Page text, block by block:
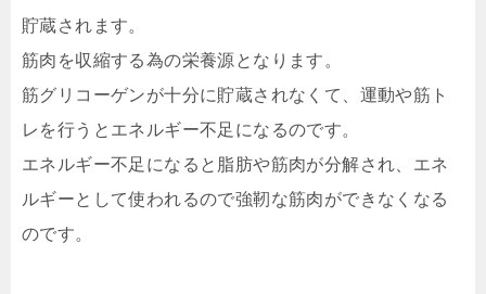
貯蔵されます。
筋肉を収縮する為の栄養源となります。
筋グリコーゲンが十分に貯蔵されなくて、運動や筋ト
レを行うとエネルギー不足になるのです。
エネルギー不足になると脂肪や筋肉が分解され、エネ
ルギーとして使われるので強靭な筋肉ができなくなる
のです。